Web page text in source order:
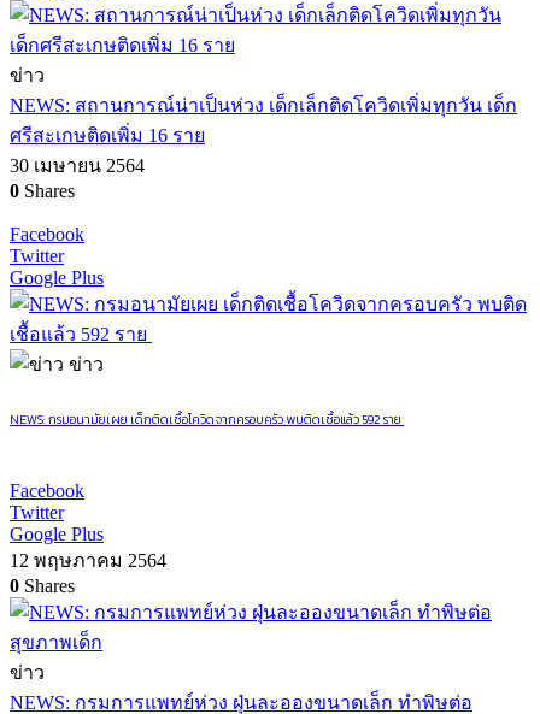
ข่าว
NEWS: สถานการณ์น่าเป็นห่วง เด็กเล็กติดโควิดเพิ่มทุกวัน เด็ก
ศรีสะเกษติดเพิ่ม 16 ราย
30 เมษายน 2564
0 Shares
Facebook
Twitter
Google Plus
ข่าว
NEWS: กรมอนามัยเผย เด็กติดเชื้อโควิดจากครอบครัว พบติดเชื้อแล้ว 592 ราย
Facebook
Twitter
Google Plus
12 พฤษภาคม 2564
0 Shares
ข่าว
NEWS: กรมการแพทย์ห่วง ฝุ่นละอองขนาดเล็ก ทำพิษต่อ